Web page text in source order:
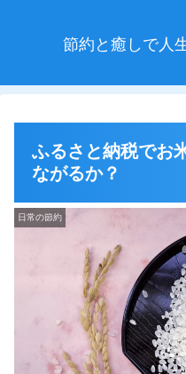
節約と癒しで人
ふるさと納税でお
ながるか？
日常の節約